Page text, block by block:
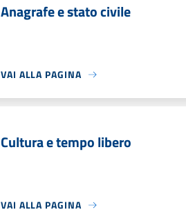
Anagrafe e stato civile
VAI ALLA PAGINA
Cultura e tempo libero
VAI ALLA PAGINA